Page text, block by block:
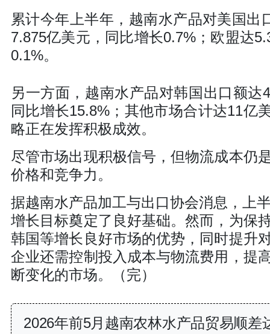
累计今年上半年，越南水产品对美国
7.875亿美元，同比增长0.7%；欧盟达
0.1%。
另一方面，越南水产品对韩国出口额
同比增长15.8%；其他市场合计达11亿
略正在发挥积极成效。
尽管市场出现积极信号，但物流成本仍
价格和竞争力。
据越南水产品加工与出口协会消息，上
增长目标奠定了良好基础。然而，为保
韩国等增长良好市场的优势，同时提升
企业还需控制投入成本与物流费用，提
断变化的市场。（完）
2026年前5月越南农林水产品贸易顺差